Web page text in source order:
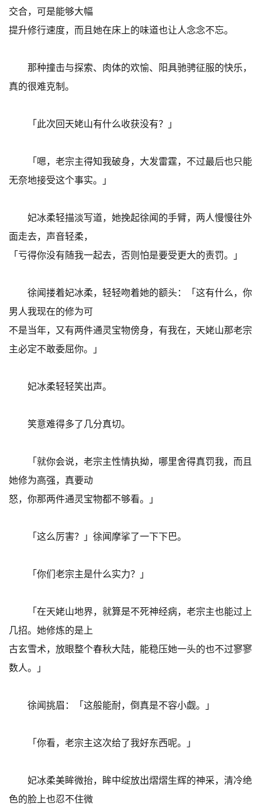
交合，可是能够大幅
提升修行速度，而且她在床上的味道也让人念念不忘。
那种撞击与探索、肉体的欢愉、阳具驰骋征服的快乐，
真的很难克制。
「此次回天姥山有什么收获没有？」
「嗯，老宗主得知我破身，大发雷霆，不过最后也只能
无奈地接受这个事实。」
妃冰柔轻描淡写道，她挽起徐闻的手臂，两人慢慢往外
面走去，声音轻柔，
「亏得你没有随我一起去，否则怕是要受更大的责罚。」
徐闻搂着妃冰柔，轻轻吻着她的额头：「这有什么，你
男人我现在的修为可
不是当年，又有两件通灵宝物傍身，有我在，天姥山那老宗
主必定不敢委屈你。」
妃冰柔轻轻笑出声。
笑意难得多了几分真切。
「就你会说，老宗主性情执拗，哪里舍得真罚我，而且
她修为高强，真要动
怒，你那两件通灵宝物都不够看。」
「这么厉害？」徐闻摩挲了一下下巴。
「你们老宗主是什么实力？」
「在天姥山地界，就算是不死神经病，老宗主也能过上
几招。她修炼的是上
古玄雪术，放眼整个春秋大陆，能稳压她一头的也不过寥寥
数人。」
徐闻挑眉：「这般能耐，倒真是不容小觑。」
「你看，老宗主这次给了我好东西呢。」
妃冰柔美眸微抬，眸中绽放出熠熠生辉的神采，清冷绝
色的脸上也忍不住微